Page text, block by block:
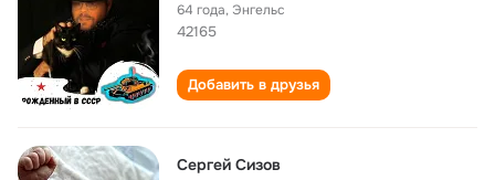
64 года, Энгельс
42165
Добавить в друзья
Сергей Сизов